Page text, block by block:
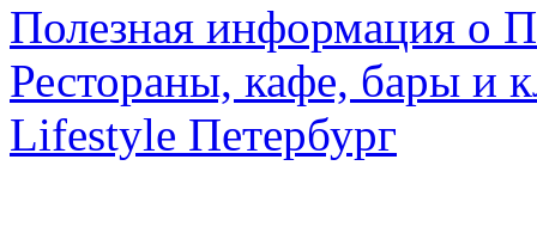
Полезная информация о
Рестораны, кафе, бары и
Lifestyle Петербург